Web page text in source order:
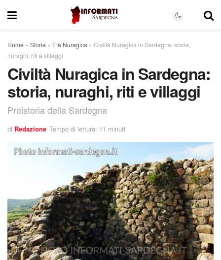
Home » Storia » Età Nuragica » Civiltà Nuragica in Sardegna: storia,
nuraghi, riti e villaggi
Civiltà Nuragica in Sardegna:
storia, nuraghi, riti e villaggi
Preistoria della Sardegna
di Redazione Tempo di lettura: 11 minuti